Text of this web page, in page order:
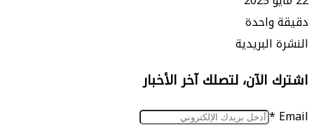
لتصلك آخر الأخبار